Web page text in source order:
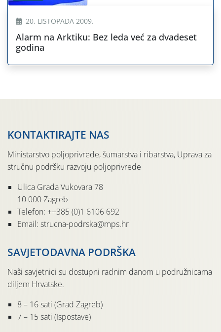
20. LISTOPADA 2009.
Alarm na Arktiku: Bez leda već za dvadeset
godina
KONTAKTIRAJTE NAS
Ministarstvo poljoprivrede, šumarstva i ribarstva, Uprava za
stručnu podršku razvoju poljoprivrede
Ulica Grada Vukovara 78
10 000 Zagreb
Telefon: ++385 (0)1 6106 692
Email: strucna-podrska@mps.hr
SAVJETODAVNA PODRŠKA
Naši savjetnici su dostupni radnim danom u podružnicama
diljem Hrvatske.
8 – 16 sati (Grad Zagreb)
7 – 15 sati (Ispostave)